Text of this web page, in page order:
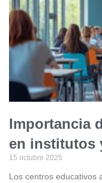
Importancia
en institutos
15 octubre 2025
Los centros educativos